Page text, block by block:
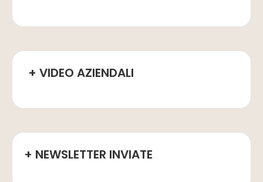
+ VIDEO AZIENDALI
+ NEWSLETTER INVIATE